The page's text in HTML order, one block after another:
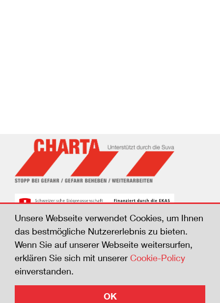
Unsere Webseite verwendet Cookies, um Ihnen
das bestmögliche Nutzererlebnis zu bieten.
Wenn Sie auf unserer Webseite weitersurfen,
erklären Sie sich mit unserer Cookie-Policy
einverstanden.
OK
© Suva, 2026
Impressum
Rechtliche Bestimmungen